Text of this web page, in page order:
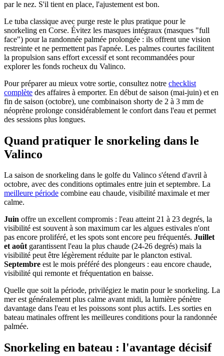
par le nez. S'il tient en place, l'ajustement est bon.
Le tuba classique avec purge reste le plus pratique pour le
snorkeling en Corse. Évitez les masques intégraux (masques "full
face") pour la randonnée palmée prolongée : ils offrent une vision
restreinte et ne permettent pas l'apnée. Les palmes courtes facilitent
la propulsion sans effort excessif et sont recommandées pour
explorer les fonds rocheux du Valinco.
Pour préparer au mieux votre sortie, consultez notre checklist
complète des affaires à emporter. En début de saison (mai-juin) et en
fin de saison (octobre), une combinaison shorty de 2 à 3 mm de
néoprène prolonge considérablement le confort dans l'eau et permet
des sessions plus longues.
Quand pratiquer le snorkeling dans le
Valinco
La saison de snorkeling dans le golfe du Valinco s'étend d'avril à
octobre, avec des conditions optimales entre juin et septembre. La
meilleure période combine eau chaude, visibilité maximale et mer
calme.
Juin offre un excellent compromis : l'eau atteint 21 à 23 degrés, la
visibilité est souvent à son maximum car les algues estivales n'ont
pas encore proliféré, et les spots sont encore peu fréquentés. Juillet
et aoûtgarantissent l'eau la plus chaude (24-26 degrés) mais la
visibilité peut être légèrement réduite par le plancton estival.
Septembre est le mois préféré des plongeurs : eau encore chaude,
visibilité qui remonte et fréquentation en baisse.
Quelle que soit la période, privilégiez le matin pour le snorkeling. La
mer est généralement plus calme avant midi, la lumière pénètre
davantage dans l'eau et les poissons sont plus actifs. Les sorties en
bateau matinales offrent les meilleures conditions pour la randonnée
palmée.
Snorkeling en bateau : l'avantage décisif